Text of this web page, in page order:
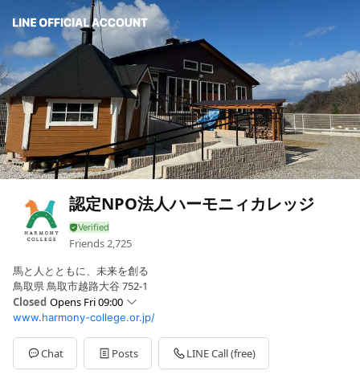
認定NPO法人ハーモニィカレッジ
Friends2,725
馬と人とともに、未来を創る
鳥取県 鳥取市越路大谷 752-1
Closed Opens Fri 09:00
Sun09:00 - 18:00
Mon09:00 - 18:00
Tue09:00 - 18:00
Wed09:00 - 18:00
www.harmony-college.or.jp/
Chat Posts LINE Call (free)